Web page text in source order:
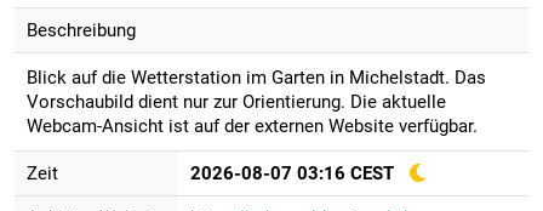
Beschreibung
Blick auf die Wetterstation im Garten in Michelstadt. Das
Vorschaubild dient nur zur Orientierung. Die aktuelle
Webcam-Ansicht ist auf der externen Website verfügbar.
Zeit 2026-08-07 03:16 CEST